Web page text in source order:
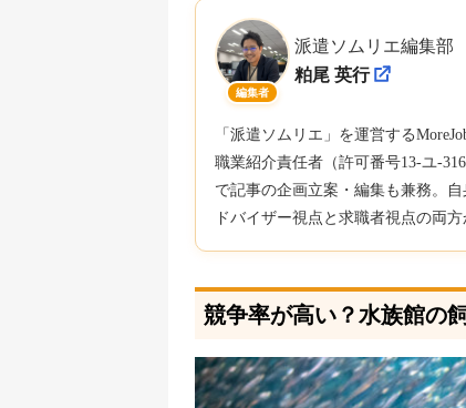
編集者
派遣ソムリエ編集部
粕尾 英行
「派遣ソムリエ」を運営する
職業紹介責任者（許可番号13-ユ-
で記事の企画立案・編集も兼務。
ドバイザー視点と求職者視点の両
競争率が高い？水族館の